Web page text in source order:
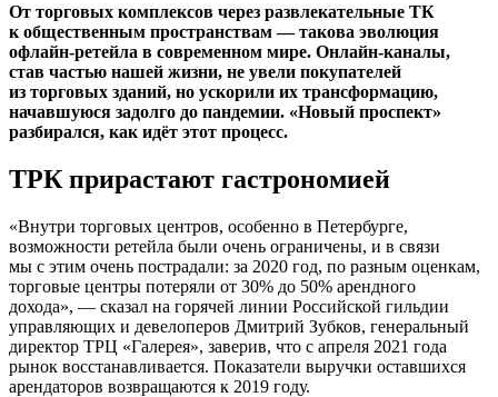
От торговых комплексов через развлекательные ТК
к общественным пространствам — такова эволюция
офлайн-ретейла в современном мире. Онлайн-каналы,
став частью нашей жизни, не увели покупателей
из торговых зданий, но ускорили их трансформацию,
начавшуюся задолго до пандемии. «Новый проспект»
разбирался, как идёт этот процесс.
ТРК прирастают гастрономией
«Внутри торговых центров, особенно в Петербурге,
возможности ретейла были очень ограничены, и в связи
мы с этим очень пострадали: за 2020 год, по разным оценкам,
торговые центры потеряли от 30% до 50% арендного
дохода», — сказал на горячей линии Российской гильдии
управляющих и девелоперов Дмитрий Зубков, генеральный
директор ТРЦ «Галерея», заверив, что с апреля 2021 года
рынок восстанавливается. Показатели выручки оставшихся
арендаторов возвращаются к 2019 году.